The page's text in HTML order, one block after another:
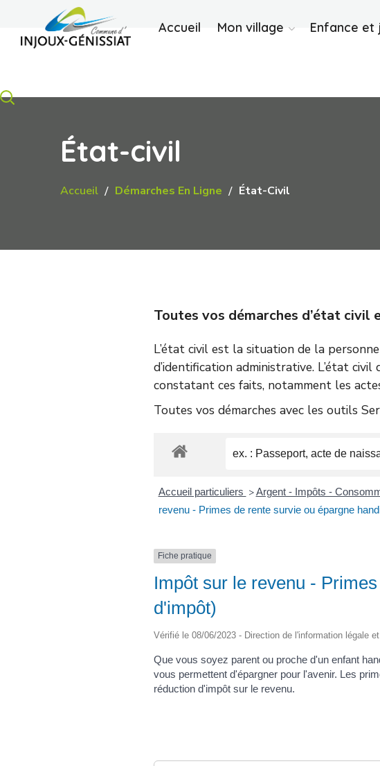
Accueil Mon village Enfance et
État-civil
Accueil Démarches En Ligne État-Civil
Toutes vos démarches d’état civil
L’état civil est la situation de la
d’identification administrative. L’état
constatant ces faits, notamment les
Toutes vos démarches avec les outils
Accueil particuliers > Argent - Impôts -
revenu - Primes de rente survie ou épargne
Fiche pratique
Impôt sur le revenu -
d'impôt)
Vérifié le 08/06/2023 - Direction de l'information légale
Que vous soyez parent ou proche d'un enfant
vous permettent d'épargner pour l'avenir. Les
réduction d'impôt sur le revenu.